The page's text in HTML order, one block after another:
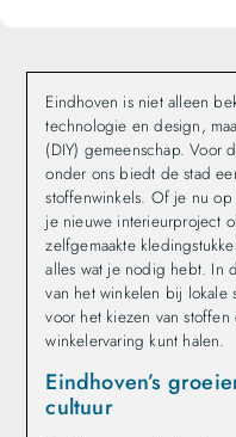
Eindhoven is niet alleen
technologie en design,
(DIY) gemeenschap. Voor
onder ons biedt de stad
stoffenwinkels. Of je nu
je nieuwe interieurproject
zelfgemaakte
alles wat je nodig hebt. In
van het winkelen bij lokale
voor het kiezen van
winkelervaring kunt halen.
Eindhoven’s
cultuur